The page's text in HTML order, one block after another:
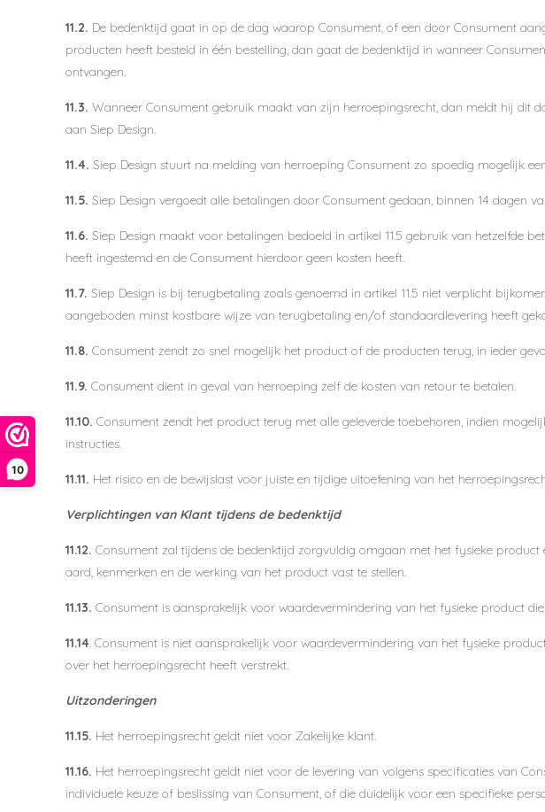
10
11.2. De bedenktijd gaat in op de dag waarop Consument, of een door Consument
producten heeft besteld in één bestelling, dan gaat de bedenktijd in wanneer
ontvangen.
11.3.Wanneer Consument gebruik maakt van zijn herroepingsrecht, dan meldt hij dit
aanSiep Design.
11.4.Siep Design stuurt na melding van herroeping Consument zo spoedig mogelijk
11.5. Siep Design vergoedt alle betalingen door Consument gedaan, binnen 14 dagen
11.6.Siep Design maakt voor betalingen bedoeld in artikel 11.5 gebruik van hetzelfde
heeft ingestemd en de Consument hierdoor geen kosten heeft.
11.7.Siep Design is bij terugbetaling zoals genoemd in artikel 11.5 niet verplicht
aangeboden minst kostbare wijze van terugbetaling en/of standaardlevering heeft
11.8. Consument zendt zo snel mogelijk het product of de producten terug, in ieder
11.9. Consument dient in geval van herroeping zelf de kosten van retour te betalen.
11.10. Consument zendt het product terug met alle geleverde toebehoren, indien
instructies.
11.11. Het risico en de bewijslast voor juiste en tijdige uitoefening van het
Verplichtingen van Klant tijdens de bedenktijd
11.12. Consument zal tijdens de bedenktijd zorgvuldig omgaan met het fysieke
aard, kenmerken en de werking van het product vast te stellen.
11.13. Consument is aansprakelijk voor waardevermindering van het fysieke product
11.14. Consument is niet aansprakelijk voor waardevermindering van het fysieke
over het herroepingsrecht heeft verstrekt.
Uitzonderingen
11.15. Het herroepingsrecht geldt niet voor Zakelijke klant.
11.16. Het herroepingsrecht geldt niet voor de levering van volgens specificaties van
individuele keuze of beslissing van Consument, of die duidelijk voor een specifieke